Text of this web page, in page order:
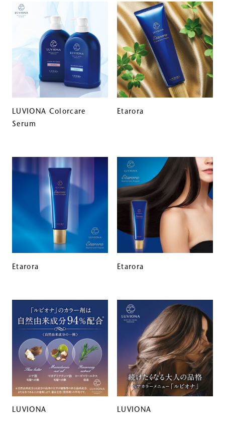
LUVIONA Colorcare
Serum
Etarora
Etarora Etarora
LUVIONA LUVIONA